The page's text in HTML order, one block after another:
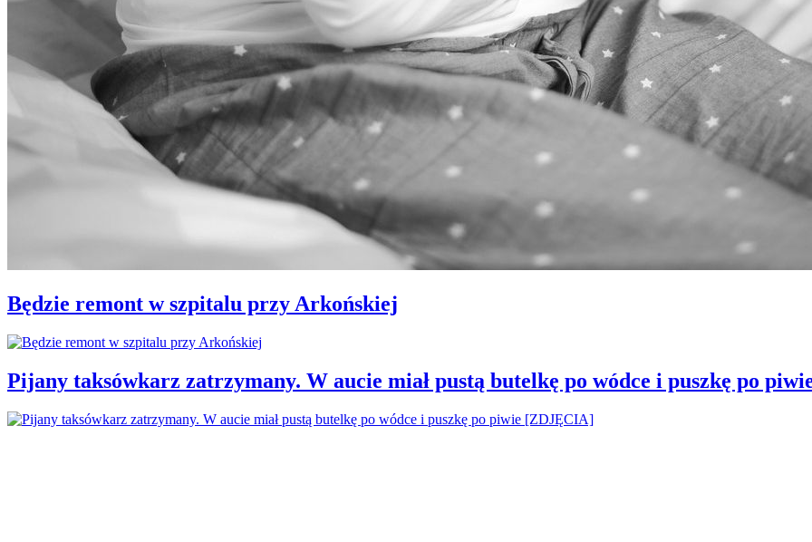
Będzie remont w szpitalu przy Arkońskiej
Pijany taksówkarz zatrzymany. W aucie miał pustą butelkę po wódce i puszkę po